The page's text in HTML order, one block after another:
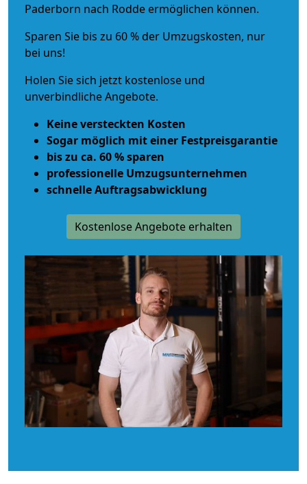
Paderborn nach Rodde ermöglichen können.
Sparen Sie bis zu 60 % der Umzugskosten, nur
bei uns!
Holen Sie sich jetzt kostenlose und
unverbindliche Angebote.
Keine versteckten Kosten
Sogar möglich mit einer Festpreisgarantie
bis zu ca. 60 % sparen
professionelle Umzugsunternehmen
schnelle Auftragsabwicklung
Kostenlose Angebote erhalten